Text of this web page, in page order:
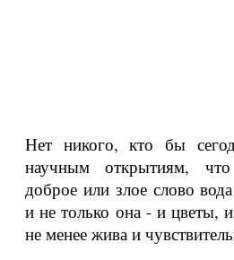
Нет никого, кто бы
научным открытиям,
доброе или злое слово
и не только она - и цветы,
не менее жива и